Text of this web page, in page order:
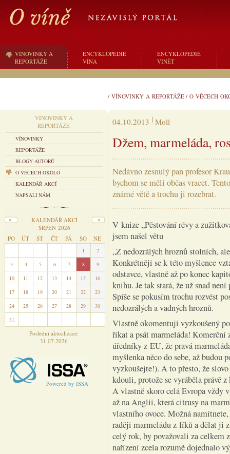
VÍNOVINKY A
REPORTÁŽE
ENCYKLOPEDIE
VÍNA
ENCYKLOPEDIE
VINĚT
/ VÍNOVINKY A REPORTÁŽE / O VĚCECH
VÍNOVINKY A
REPORTÁŽE
VÍNOVINKY
REPORTÁŽE
BLOGY AUTORŮ
O VĚCECH OKOLO
KALENDÁŘ AKCÍ
NAPSALI NÁM
KALENDÁŘ AKCÍ
SRPEN 2026
PO
ÚT ST ČT PÁ SO NE
1
2
3
4 5 6 7 8
9
10
11 12 13 14 15
16
17
18 19 20 21 22
23
24
25 26 27 28 29
30
31
Poslední aktualizace:
31.07.2026
Powered by ISSA
04.10.2013 Moll
Džem, marmeláda,
Nedávno zesnulý pan profesor
bychom se měli občas vracet.
známé větě a trochu ji rozebrat.
V knize „Pěstování révy a
jsem našel větu
„Z nedozrálých hroznů stolních,
Konkrétněji se k této myšlence
odstavce, vlastně až po konec
knihu. Je tak stará, že už snad
Spíše se pokusím trochu rozvést
nedozrálých a vadných hroznů.
Vlastně okomentuji vyzkoušený
říkat a psát marmeláda!
úředníky z EU, že pravá
myšlenka něco do sebe, až budou
vyzkoušejte!). A to přesto, že
kdouli, protože se vyráběla právě
A vlastně skoro celá Evropa vždy
až na Anglii, která citrusy na
vlastního ovoce. Možná
raději marmeládu z fíků a dělat ji
celý rok, by považovali za celkem
nařízení zcela rozumě dojednalo